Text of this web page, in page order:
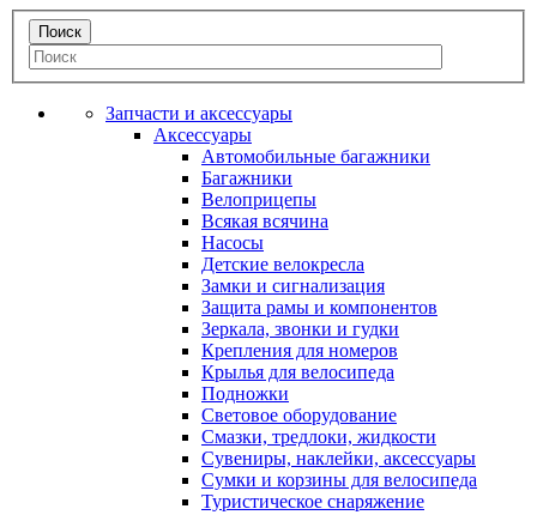
Запчасти и аксессуары
Аксессуары
Автомобильные багажники
Багажники
Велоприцепы
Всякая всячина
Насосы
Детские велокресла
Замки и сигнализация
Защита рамы и компонентов
Зеркала, звонки и гудки
Крепления для номеров
Крылья для велосипеда
Подножки
Световое оборудование
Смазки, тредлоки, жидкости
Сувениры, наклейки, аксессуары
Сумки и корзины для велосипеда
Туристическое снаряжение